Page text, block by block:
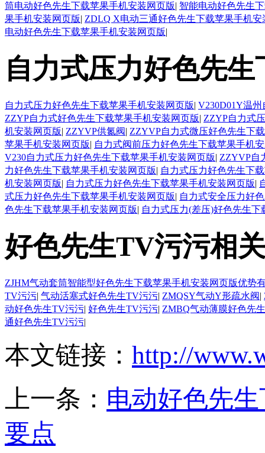
筒电动好色先生下载苹果手机安装网页版| 智能电动好色先生
果手机安装网页版| ZDLQ X电动三通好色先生下载苹果手机安
电动好色先生下载苹果手机安装网页版|
自力式压力好色先
自力式压力好色先生下载苹果手机安装网页版| V230D01Y温
ZZYP自力式好色先生下载苹果手机安装网页版| ZZYP自力式
机安装网页版| ZZYVP供氮阀| ZZYVP自力式微压好色先生下
苹果手机安装网页版| 自力式阀前压力好色先生下载苹果手机
V230自力式压力好色先生下载苹果手机安装网页版| ZZYVP自
力好色先生下载苹果手机安装网页版| 自力式压力好色先生下
机安装网页版| 自力式压力好色先生下载苹果手机安装网页版|
式压力好色先生下载苹果手机安装网页版| 自力式安全压力好
色先生下载苹果手机安装网页版| 自力式压力(差压)好色先生
好色先生TV污污相
ZJHM气动套筒智能型好色先生下载苹果手机安装网页版优势
TV污污| 气动活塞式好色先生TV污污| ZMQSY气动Y形疏水阀|
动好色先生TV污污| 好色先生TV污污| ZMBQ气动薄膜好色先
通好色先生TV污污|
本文链接： http://
上一条： 电动好色先
要点